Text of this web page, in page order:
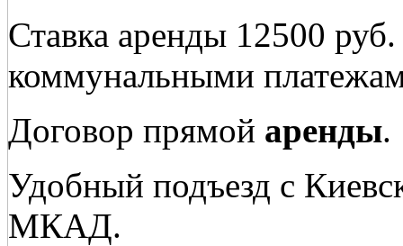
Ставка аренды 12500
коммунальными
Договор прямой аренды.
Удобный подъезд с
МКАД.